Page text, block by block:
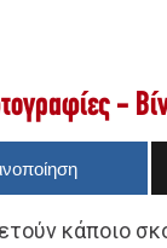
-
κάποιο